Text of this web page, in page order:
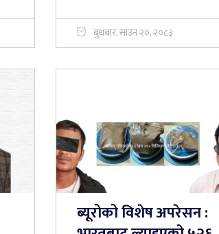
बुधबार, साउन २०, २०८३
ब्यूरोको विशेष अपरेसन :